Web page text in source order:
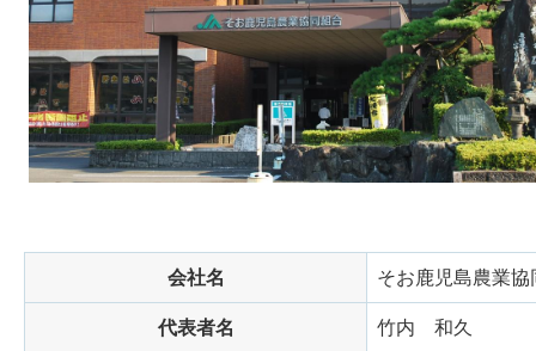
会社名 そお鹿児島農業協
代表者名 竹内 和久